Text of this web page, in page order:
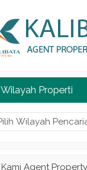
Wilayah Properti
Kami Agent